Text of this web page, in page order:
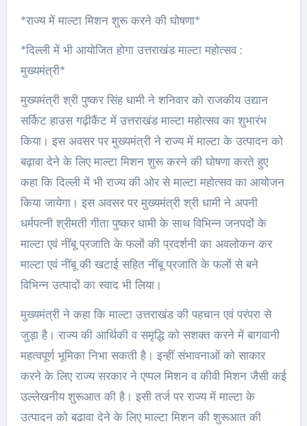
*राज्य में माल्टा मिशन शुरू करने की घोषणा*
*दिल्ली में भी आयोजित होगा उत्तराखंड माल्टा महोत्सव :
मुख्यमंत्री*
मुख्यमंत्री श्री पुष्कर सिंह धामी ने शनिवार को राजकीय उद्यान
सर्किट हाउस गढ़ीकैंट में उत्तराखंड माल्टा महोत्सव का शुभारंभ
किया। इस अवसर पर मुख्यमंत्री ने राज्य में माल्टा के उत्पादन को
बढ़ावा देने के लिए माल्टा मिशन शुरू करने की घोषणा करते हुए
कहा कि दिल्ली में भी राज्य की ओर से माल्टा महोत्सव का आयोजन
किया जायेगा। इस अवसर पर मुख्यमंत्री श्री धामी ने अपनी
धर्मपत्नी श्रीमती गीता पुष्कर धामी के साथ विभिन्न जनपदों के
माल्टा एवं नींबू प्रजाति के फलों की प्रदर्शनी का अवलोकन कर
माल्टा एवं नींबू की खटाई सहित नींबू प्रजाति के फलों से बने
विभिन्न उत्पादों का स्वाद भी लिया।
मुख्यमंत्री ने कहा कि माल्टा उत्तराखंड की पहचान एवं परंपरा से
जुड़ा है। राज्य की आर्थिकी व समृद्धि को सशक्त करने में बागवानी
महत्वपूर्ण भूमिका निभा सकती है। इन्हीं संभावनाओं को साकार
करने के लिए राज्य सरकार ने एप्पल मिशन व कीवी मिशन जैसी कई
उल्लेखनीय शुरूआत की है। इसी तर्ज पर राज्य में माल्टा के
उत्पादन को बढावा देने के लिए माल्टा मिशन की शुरूआत की